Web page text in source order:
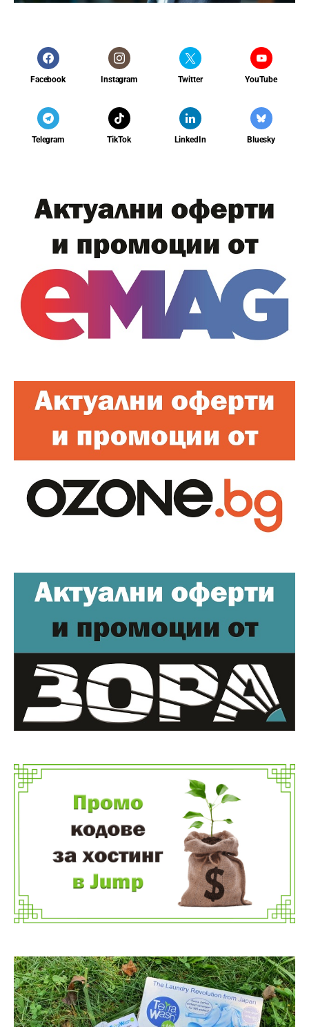
Facebook Instagram Twitter YouTube
Telegram TikTok LinkedIn Bluesky